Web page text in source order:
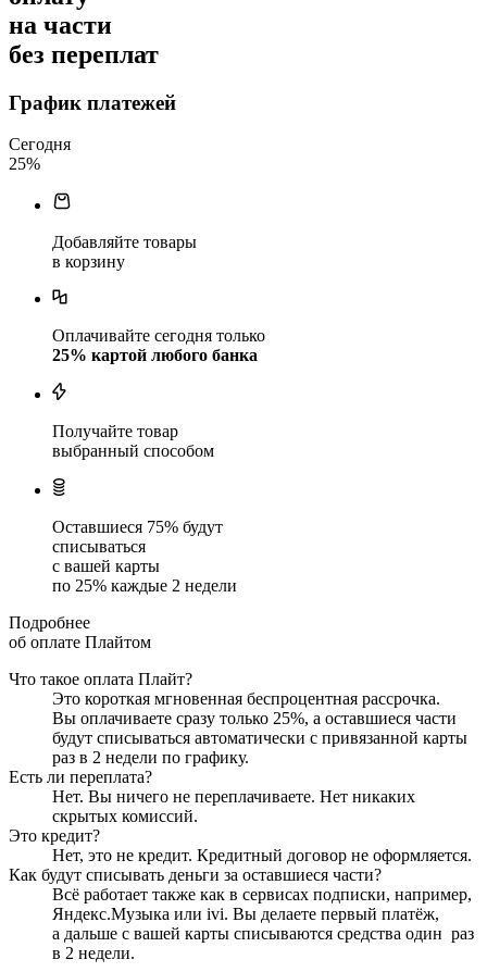
на части
без переплат
График платежей
Сегодня
25%
Добавляйте товары
в корзину
Оплачивайте сегодня только
25% картой любого банка
Получайте товар
выбранный способом
Оставшиеся 75% будут
списываться
с вашей карты
по 25% каждые 2 недели
Подробнее
об оплате Плайтом
Что такое оплата Плайт?
Это короткая мгновенная беспроцентная рассрочка.
Вы оплачиваете сразу только 25%, а оставшиеся части
будут списываться автоматически с привязанной карты
раз в 2 недели по графику.
Есть ли переплата?
Нет. Вы ничего не переплачиваете. Нет никаких
скрытых комиссий.
Это кредит?
Нет, это не кредит. Кредитный договор не оформляется.
Как будут списывать деньги за оставшиеся части?
Всё работает также как в сервисах подписки, например,
Яндекс.Музыка или ivi. Вы делаете первый платёж,
а дальше с вашей карты списываются средства один раз
в 2 недели.